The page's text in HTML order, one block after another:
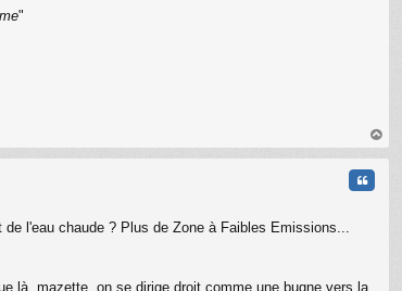
"
au
l'eau chaude ? Plus de Zone à Faibles Emissions...
là, mazette, on se dirige droit comme une bugne vers la